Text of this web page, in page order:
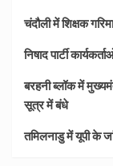
चंदौली में शिक्षक
निषाद पार्टी
बरहनी ब्लॉक में
सूत्र में बंधे
तमिलनाडु में यूपी के